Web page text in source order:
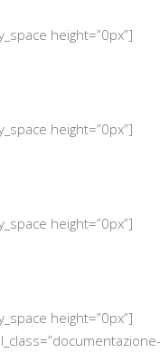
height=”0px”]
height=”0px”]
height=”0px”]
height=”0px”]